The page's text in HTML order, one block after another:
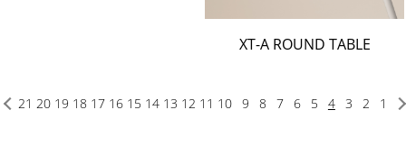
XT-A ROUND TABLE
1
2
3
4
5
6
7
8
9
10
11
12
13
14
15
16
17
18
19
20
21